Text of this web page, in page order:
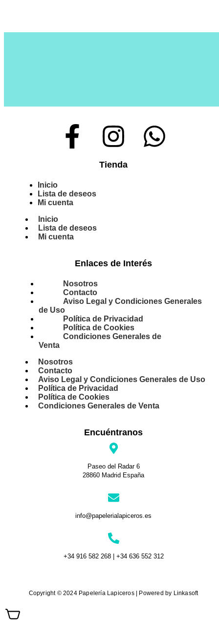
Tienda
Inicio
Lista de deseos
Mi cuenta
Inicio
Lista de deseos
Mi cuenta
Enlaces de Interés
Nosotros
Contacto
Aviso Legal y Condiciones Generales
de Uso
Política de Privacidad
Política de Cookies
Condiciones Generales de
Venta
Nosotros
Contacto
Aviso Legal y Condiciones Generales de Uso
Política de Privacidad
Política de Cookies
Condiciones Generales de Venta
Encuéntranos
Paseo del Radar 6
28860 Madrid España
info@papelerialapiceros.es
+34 916 582 268 | +34 636 552 312
Copyright © 2024 Papelería Lapiceros | Powered by Linkasoft